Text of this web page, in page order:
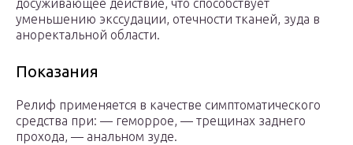
досуживающее действие, что способствует
уменьшению экссудации, отечности тканей, зуда в
аноректальной области.
Показания
Релиф применяется в качестве симптоматического
средства при: — геморрое, — трещинах заднего
прохода, — аналь­ном зуде.